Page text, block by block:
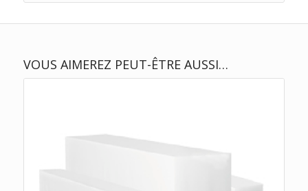
VOUS AIMEREZ PEUT-ÊTRE AUSSI…